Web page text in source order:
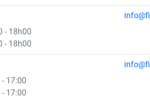
- 18h00
- 18h00
17:00
17:00